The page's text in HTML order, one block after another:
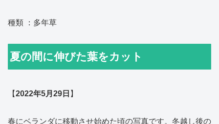
種類 ：多年草
夏の間に伸びた葉をカット
【2022年5月29日 】
春にベランダに移動させ始めた頃の写真です。冬越し後の